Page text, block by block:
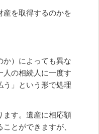
産を取得するのかを
か）によっても異な
人の相続人に一度す
う」という形で処理
ます。遺産に相応額
とができますが、